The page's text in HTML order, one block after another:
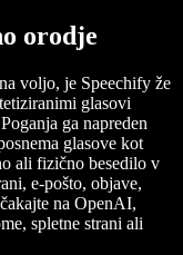
orodje
voljo, je Speechify že
glasovi
ga napreden
glasove kot
ali fizično besedilo v
e-pošto, objave,
na OpenAI,
spletne strani ali